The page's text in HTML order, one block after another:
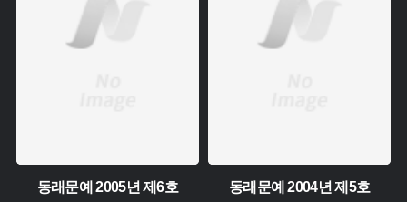
동래문예 2005년 제6호 동래문예 2004년 제5호